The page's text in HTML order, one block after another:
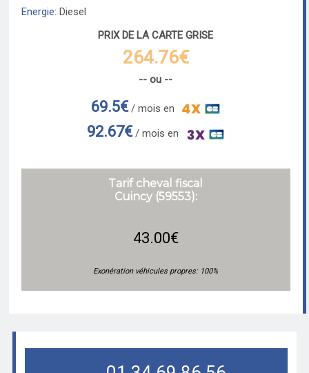
Energie: Diesel
PRIX DE LA CARTE GRISE
264.76€
-- ou --
69.5€/ mois en
92.67€/ mois en
Tarif cheval fiscal
Cuincy (59553):
43.00€
Exonération véhicules propres: 100%